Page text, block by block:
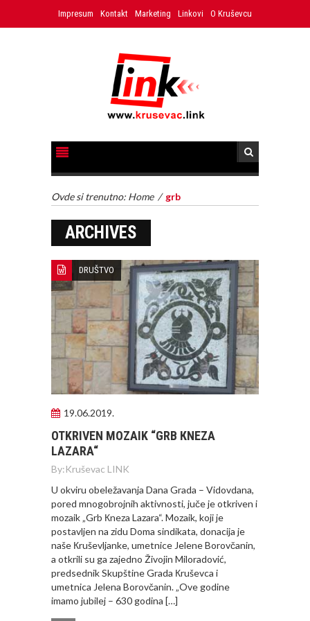
Impresum Kontakt Marketing Linkovi O Kruševcu
Ovde si trenutno: Home / grb
ARCHIVES
DRUŠTVO
19.06.2019.
OTKRIVEN MOZAIK “GRB КNEZA
LAZARA“
By:Kruševac LINK
U okviru obeležavanja Dana Grada – Vidovdana,
pored mnogobrojnih aktivnosti, juče je otkriven i
mozaik „Grb Кneza Lazara“. Mozaik, koji je
postavljen na zidu Doma sindikata, donacija je
naše Кruševljanke, umetnice Jelene Borovčanin,
a otkrili su ga zajedno Živojin Miloradović,
predsednik Skupštine Grada Кruševca i
umetnica Jelena Borovčanin. „Ove godine
imamo jubilej – 630 godina […]